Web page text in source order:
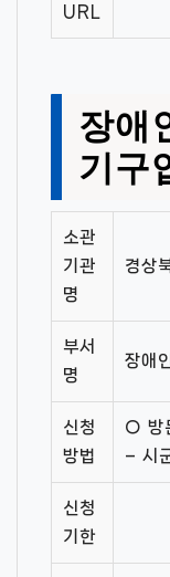
URL
장애
기구
소관
기관
명
경상
부서
명
장애
신청
방법
○ 방
– 시
신청
기한